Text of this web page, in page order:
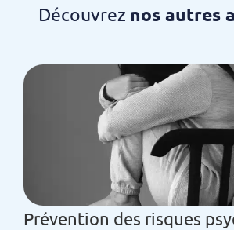
Découvrez nos autres
Prévention des risques